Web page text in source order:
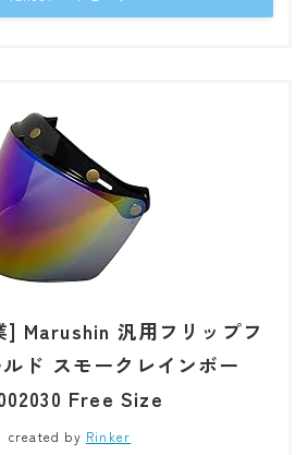
] Marushin 汎用フリップフ
ド スモークレインボー
Free Size
created by Rinker